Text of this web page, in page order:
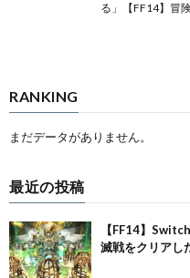
る」【FF14】冒
RANKING
まだデータがありません。
最近の投稿
【FF14】
滅戦をクリアし